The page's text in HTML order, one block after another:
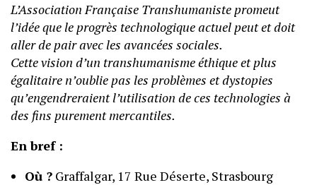
L’Association Française Transhumaniste promeut
l’idée que le progrès technologique actuel peut et doit
aller de pair avec les avancées sociales.
Cette vision d’un transhumanisme éthique et plus
égalitaire n’oublie pas les problèmes et dystopies
qu’engendreraient l’utilisation de ces technologies à
des fins purement mercantiles.
En bref :
Où ? Graffalgar, 17 Rue Déserte, Strasbourg